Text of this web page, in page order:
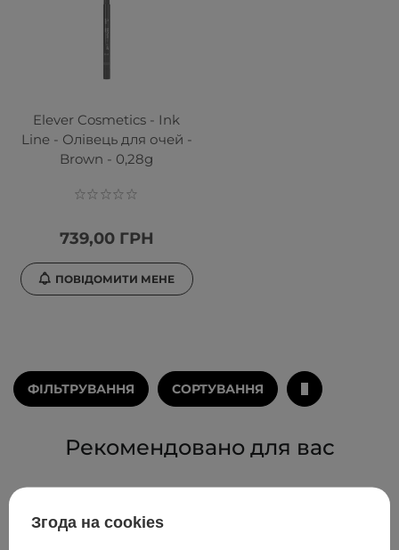
Elever Cosmetics - Ink
Line - Олівець для очей -
Brown - 0,28g
739,00 ГРН
ПОВІДОМИТИ МЕНЕ
ФІЛЬТРУВАННЯ СОРТУВАННЯ
Рекомендовано для вас
Згода на cookies